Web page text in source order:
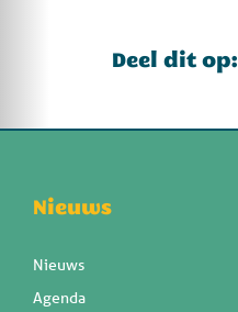
Deel dit op:
Nieuws
Nieuws
Agenda